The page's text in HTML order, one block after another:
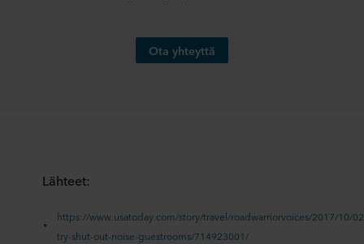
Ota yhteyttä
Lähteet:
*
https://www.usatoday.com/story/travel/roadwarriorvoices/2017/10/
try-shut-out-noise-guestrooms/714923001/